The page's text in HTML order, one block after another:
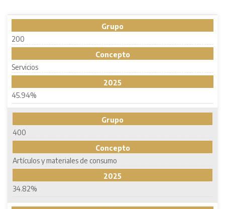
Grupo
200
Concepto
Servicios
2025
45.94%
Grupo
400
Concepto
Artículos y materiales de consumo
2025
34.82%